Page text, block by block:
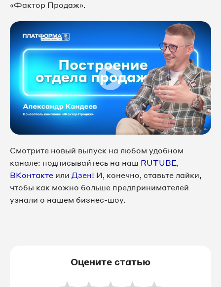
«Фактор Продаж».
Смотрите новый выпуск на любом удобном
канале: подписывайтесь на наш RUTUBE,
ВКонтакте или Дзен! И, конечно, ставьте лайки,
чтобы как можно больше предпринимателей
узнали о нашем бизнес-шоу.
Оцените статью